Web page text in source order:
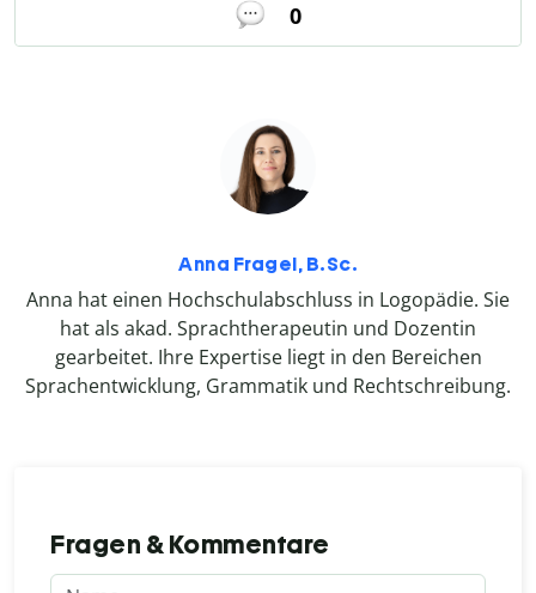
0
Anna Fragel, B.Sc.
Anna hat einen Hochschulabschluss in Logopädie. Sie
hat als akad. Sprachtherapeutin und Dozentin
gearbeitet. Ihre Expertise liegt in den Bereichen
Sprachentwicklung, Grammatik und Rechtschreibung.
Fragen & Kommentare